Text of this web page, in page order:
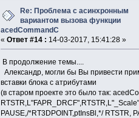
Re: Проблема с асинхронным
вариантом вызова функции
acedCommandC
« Ответ #14 : 14-03-2017, 15:41:28 »
В продолжение темы....
Александр, могли бы Вы привести
вставки блока с атрибутами
(в старом проекте это было так:
PAUSE,/*RT3DPOINT,ptInsBl,*/ RTSTR,